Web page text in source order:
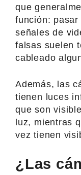
que
función:
señales de
falsas suelen
cableado
Además, las
tienen luces
que son
luz, mientras
vez tienen
¿Las